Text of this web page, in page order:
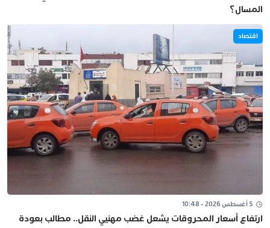
المسال؟
اقتصاد
5 أغسطس 2026 - 10:48
ارتفاع أسعار المحروقات يشعل غضب مهنيي النقل.. مطالب بعودة